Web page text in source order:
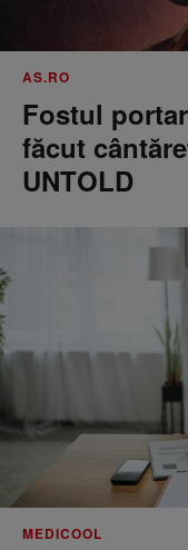
AS.RO
Fostul
făcut
UNTOLD
MEDICOOL